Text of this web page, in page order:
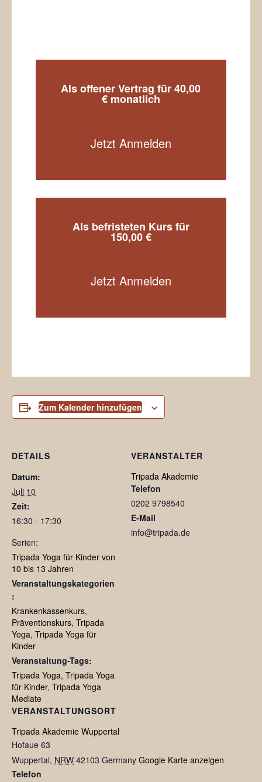
Als offener Vertrag für 40,00
€ monatlich
Jetzt Anmelden
Als befristeten Kurs für
150,00 €
Jetzt Anmelden
Zum Kalender hinzufügen
DETAILS
Datum:
Juli 10
Zeit:
16:30 - 17:30
Serien:
Tripada Yoga für Kinder von
10 bis 13 Jahren
Veranstaltungskategorien
:
Krankenkassenkurs,
Präventionskurs, Tripada
Yoga, Tripada Yoga für
Kinder
Veranstaltung-Tags:
Tripada Yoga, Tripada Yoga
für Kinder, Tripada Yoga
Mediate
VERANSTALTUNGSORT
Tripada Akademie Wuppertal
Hofaue 63
Wuppertal, NRW 42103 Germany Google Karte anzeigen
Telefon
VERANSTALTER
Tripada Akademie
Telefon
0202 9798540
E-Mail
info@tripada.de